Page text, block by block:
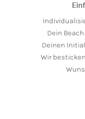
Dein
Deinen
Wir